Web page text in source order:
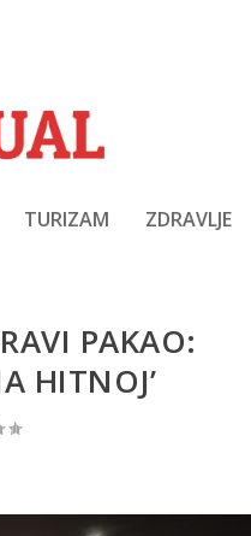
TURIZAM ZDRAVLJE
PAKAO:
HITNOJ’